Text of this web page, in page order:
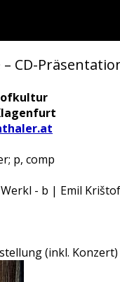
CD-
p, comp
- b | Emil
(inkl.